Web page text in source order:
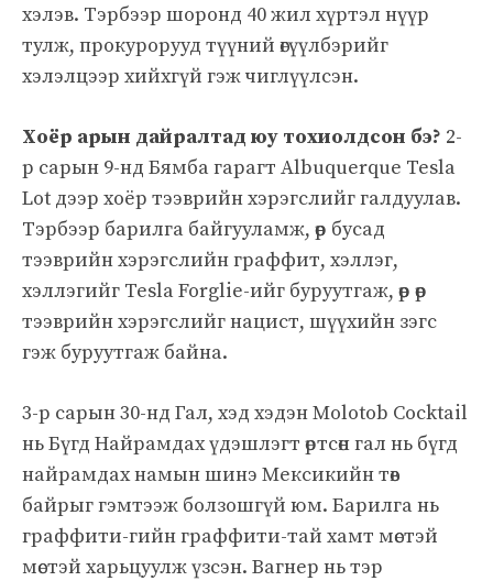
хэлэв. Тэрбээр шоронд 40 жил хүртэл нүүр
тулж, прокурорууд түүний өгүүлбэрийг
хэлэлцээр хийхгүй гэж чиглүүлсэн.
Хоёр арын дайралтад юу тохиолдсон бэ? 2-
р сарын 9-нд Бямба гарагт Albuquerque Tesla
Lot дээр хоёр тээврийн хэрэгслийг галдуулав.
Тэрбээр барилга байгууламж, өөр бусад
тээврийн хэрэгслийн граффит, хэллэг,
хэллэгийг Tesla Forglie-ийг буруутгаж, өөр өөр
тээврийн хэрэгслийг нацист, шүүхийн зэгс
гэж буруутгаж байна.
3-р сарын 30-нд Гал, хэд хэдэн Molotob Cocktail
нь Бүгд Найрамдах үдэшлэгт өртсөн гал нь бүгд
найрамдах намын шинэ Мексикийн төв
байрыг гэмтээж болзошгүй юм. Барилга нь
граффити-гийн граффити-тай хамт мөстэй
мөстэй харьцуулж үзсэн. Вагнер нь тэр